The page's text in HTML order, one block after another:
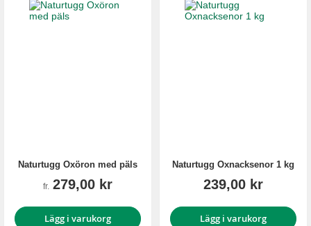
Naturtugg Oxöron med päls
fr. 279,00 kr
Lägg i varukorg
Naturtugg Oxnacksenor 1 kg
239,00 kr
Lägg i varukorg